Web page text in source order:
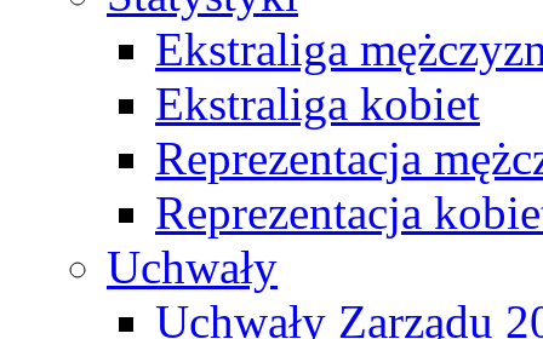
Ekstraliga
Ekstraliga kobiet
Reprezentacja
Reprezentacja
Uchwały
Uchwały Zarządu